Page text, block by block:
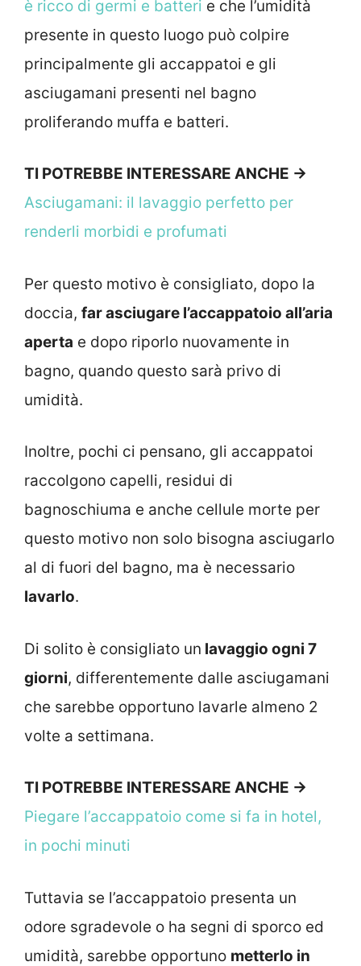
è ricco di germi e batteri e che l’umidità
presente in questo luogo può colpire
principalmente gli accappatoi e gli
asciugamani presenti nel bagno
proliferando muffa e batteri.
TI POTREBBE INTERESSARE ANCHE ->
Asciugamani: il lavaggio perfetto per
renderli morbidi e profumati
Per questo motivo è consigliato, dopo la
doccia, far asciugare l’accappatoio all’aria
aperta e dopo riporlo nuovamente in
bagno, quando questo sarà privo di
umidità.
Inoltre, pochi ci pensano, gli accappatoi
raccolgono capelli, residui di
bagnoschiuma e anche cellule morte per
questo motivo non solo bisogna asciugarlo
al di fuori del bagno, ma è necessario
lavarlo.
Di solito è consigliato un lavaggio ogni 7
giorni, differentemente dalle asciugamani
che sarebbe opportuno lavarle almeno 2
volte a settimana.
TI POTREBBE INTERESSARE ANCHE ->
Piegare l’accappatoio come si fa in hotel,
in pochi minuti
Tuttavia se l’accappatoio presenta un
odore sgradevole o ha segni di sporco ed
umidità, sarebbe opportuno metterlo in